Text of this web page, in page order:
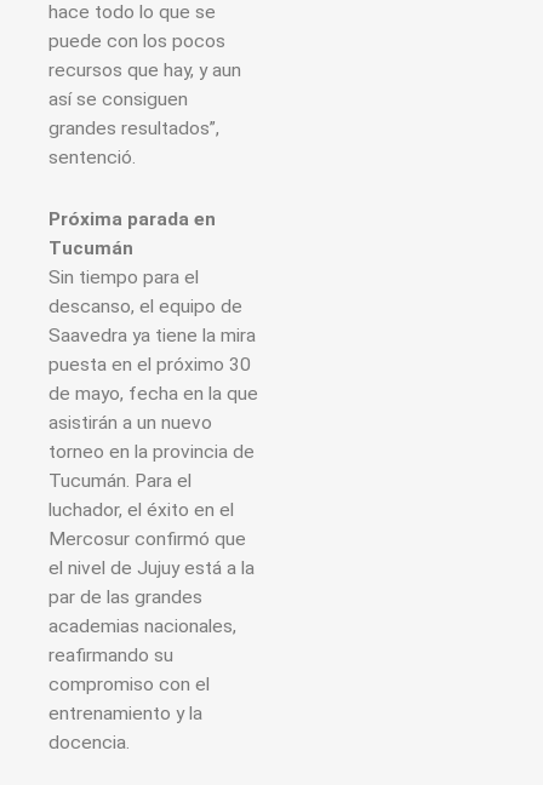
hace todo lo que se
puede con los pocos
recursos que hay, y aun
así se consiguen
grandes resultados”,
sentenció.
Próxima parada en
Tucumán
Sin tiempo para el
descanso, el equipo de
Saavedra ya tiene la mira
puesta en el próximo 30
de mayo, fecha en la que
asistirán a un nuevo
torneo en la provincia de
Tucumán. Para el
luchador, el éxito en el
Mercosur confirmó que
el nivel de Jujuy está a la
par de las grandes
academias nacionales,
reafirmando su
compromiso con el
entrenamiento y la
docencia.